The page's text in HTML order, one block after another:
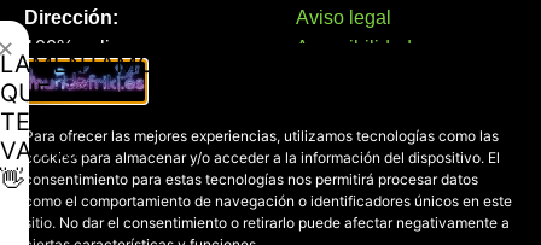
Para ofrecer las mejores experiencias, utilizamos tecnologías como las
cookies para almacenar y/o acceder a la información del dispositivo. El
consentimiento para estas tecnologías nos permitirá procesar datos
como el comportamiento de navegación o identificadores únicos en este
sitio. No dar el consentimiento o retirarlo puede afectar negativamente a
Dirección:
100% online
Manresa (08241), Barcelona
Chat Whatsapp (solo texto):
+34 689 800 662
Correo:
Aviso legal
Accesibilidad
Política de privacidad
LAMENTAMOS
QUE
TE
VAYAS
👋